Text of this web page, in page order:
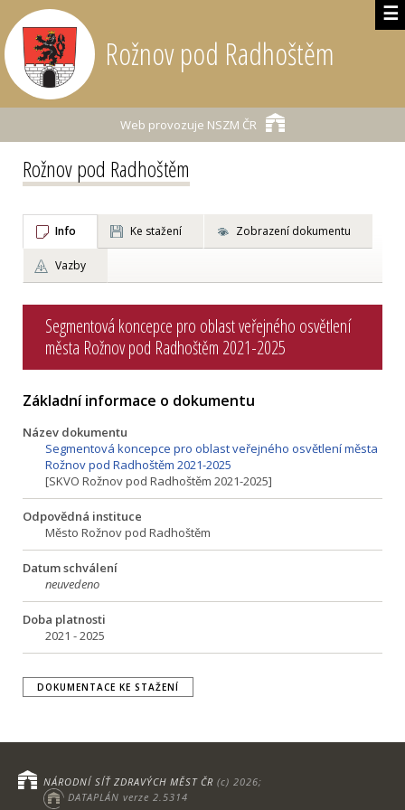
☰
Rožnov pod Radhoštěm
Web provozuje NSZM ČR
Rožnov pod Radhoštěm
Info Ke stažení Zobrazení dokumentu
Vazby
Segmentová koncepce pro oblast veřejného osvětlení
města Rožnov pod Radhoštěm 2021-2025
Základní informace o dokumentu
Název dokumentu
Segmentová koncepce pro oblast veřejného osvětlení města
Rožnov pod Radhoštěm 2021-2025
[SKVO Rožnov pod Radhoštěm 2021-2025]
Odpovědná instituce
Město Rožnov pod Radhoštěm
Datum schválení
neuvedeno
Doba platnosti
2021 - 2025
DOKUMENTACE KE STAŽENÍ
NÁRODNÍ SÍŤ ZDRAVÝCH MĚST ČR (c) 2026;
DATAPLÁN verze 2.5314